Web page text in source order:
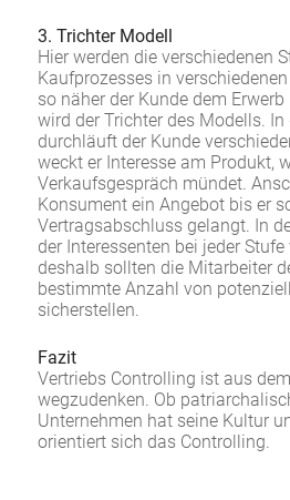
3. Trichter Modell
Hier werden die verschiedenen
Kaufprozesses in
so näher der Kunde dem
wird der Trichter des Modells.
durchläuft der Kunde
weckt er Interesse am Produkt,
Verkaufsgespräch mündet.
Konsument ein Angebot bis er
Vertragsabschluss gelangt. In
der Interessenten bei jeder
deshalb sollten die Mitarbeiter
bestimmte Anzahl von
sicherstellen.
Fazit
Vertriebs Controlling ist aus
wegzudenken. Ob
Unternehmen hat seine Kultur
orientiert sich das Controlling.